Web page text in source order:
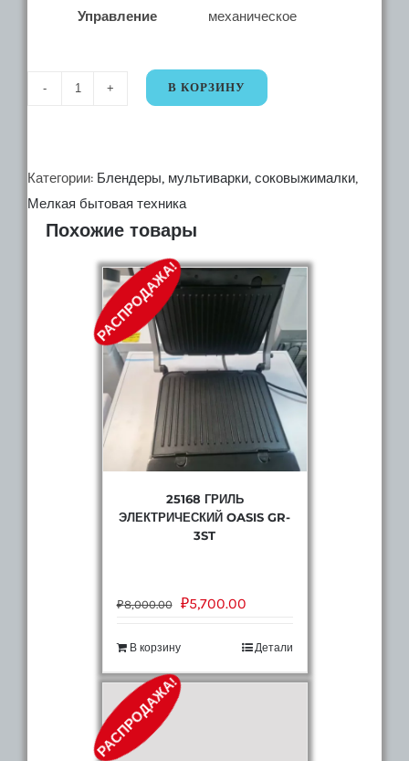
Управление механическое
Количество
HOCO
HJD
16A
В КОРЗИНУ
Категории: Блендеры, мультиварки, соковыжималки,
Мелкая бытовая техника
Похожие товары
РАСПРОДАЖА!
25168 ГРИЛЬ
ЭЛЕКТРИЧЕСКИЙ OASIS GR-
3ST
₽8,000.00 ₽5,700.00
В корзину Детали
РАСПРОДАЖА!